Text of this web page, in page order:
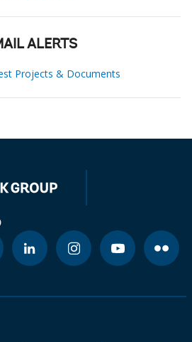
ALERTS
Projects & Documents